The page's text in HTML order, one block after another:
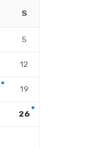
S
5
12
19
26